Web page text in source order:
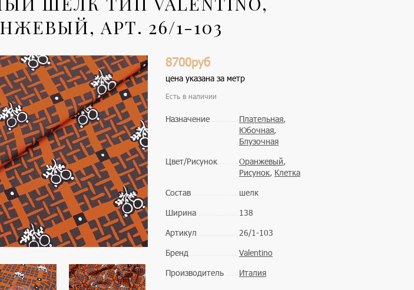
АРТ. 26/1-103
8700руб
цена указана за метр
Есть в наличии
Назначение Плательная,
Юбочная,
Блузочная
Цвет/Рисунок
Оранжевый,
Рисунок, Клетка
Состав
шелк
Ширина
138
Артикул
26/1-103
Бренд
Valentino
Производитель
Италия